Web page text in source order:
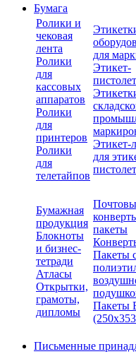
Бумага
Ролики и
чековая
лента
Ролики
для
кассовых
аппаратов
Ролики
для
принтеров
Ролики
для
телетайпов
для
Этикет-
Этикет-
для
Бумажная
продукция
Блокноты
и бизнес-
тетради
Атласы
Открытки,
грамоты,
дипломы
пакеты
Пакеты
Пакеты
Письменные